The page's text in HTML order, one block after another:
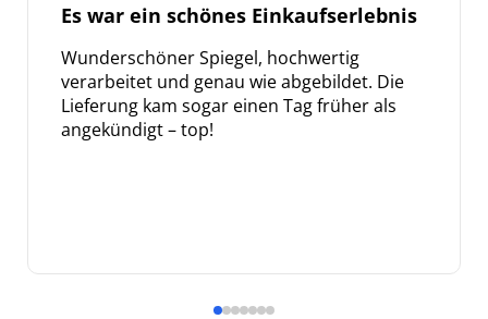
Es war ein schönes Einkaufserlebnis
Wunderschöner Spiegel, hochwertig
verarbeitet und genau wie abgebildet. Die
Lieferung kam sogar einen Tag früher als
angekündigt – top!